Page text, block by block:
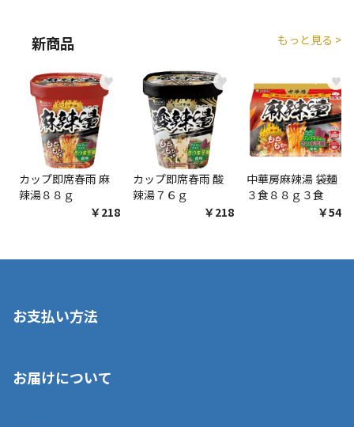
新商品 もっと見る >
♥
カップ即席春雨 麻
辣湯８８ｇ
￥218
♥
カップ即席春雨 酸
辣湯７６ｇ
￥218
♥
中華房麻辣湯 袋麺
３食８８ｇ３食
￥548
お支払い方法
いいただくことはできません。ご了承ください。
お届けについて